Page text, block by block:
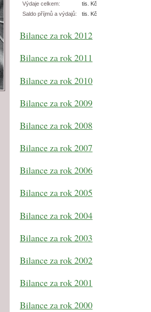
Výdaje celkem:
tis. Kč
Saldo příjmů a výdajů:
tis. Kč
Bilance za rok 2012
Bilance za rok 2011
Bilance za rok 2010
Bilance za rok 2009
Bilance za rok 2008
Bilance za rok 2007
Bilance za rok 2006
Bilance za rok 2005
Bilance za rok 2004
Bilance za rok 2003
Bilance za rok 2002
Bilance za rok 2001
Bilance za rok 2000